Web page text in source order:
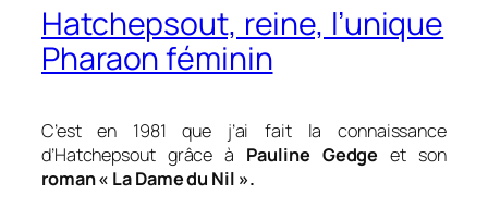
Hatchepsout, reine, l’unique
Pharaon féminin
C’est en 1981 que j’ai fait la connaissance
d’Hatchepsout grâce à Pauline Gedgeet son
roman « La Dame du Nil ».